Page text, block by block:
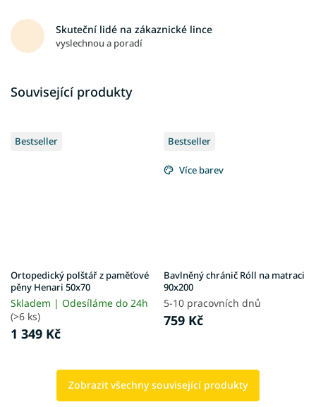
Skuteční lidé na zákaznické lince
vyslechnou a poradí
Související produkty
Bestseller
Ortopedický polštář z paměťové
pěny Henari 50x70
Skladem | Odesíláme do 24h
(>6 ks)
1 349 Kč
Bestseller
Více barev
Bavlněný chránič Róll na matraci
90x200
5-10 pracovních dnů
759 Kč
Zobrazit všechny související produkty